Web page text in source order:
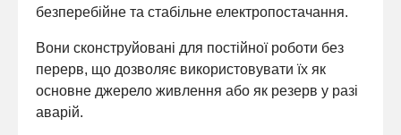
безперебійне та стабільне електропостачання.
Вони сконструйовані для постійної роботи без
перерв, що дозволяє використовувати їх як
основне джерело живлення або як резерв у разі
аварій.